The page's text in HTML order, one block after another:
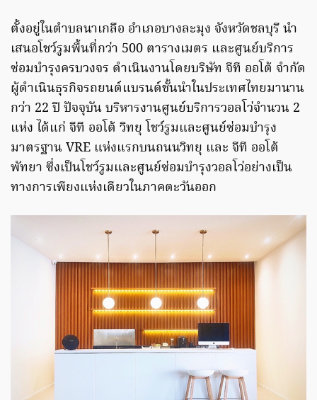
ตั้งอยู่ในตำบลนาเกลือ อำเภอบางละมุง จังหวัดชลบุรี นำ
เสนอโชว์รูมพื้นที่กว่า 500 ตารางเมตร และศูนย์บริการ
ซ่อมบำรุงครบวงจร ดำเนินงานโดยบริษัท จีที ออโต้ จำกัด
ผู้ดำเนินธุรกิจรถยนต์แบรนด์ชั้นนำในประเทศไทยมานาน
กว่า 22 ปี ปัจจุบัน บริหารงานศูนย์บริการวอลโว่จำนวน 2
แห่ง ได้แก่ จีที ออโต้ วิทยุ โชว์รูมและศูนย์ซ่อมบำรุง
มาตรฐาน VRE แห่งแรกบนถนนวิทยุ และ จีที ออโต้
พัทยา ซึ่งเป็นโชว์รูมและศูนย์ซ่อมบำรุงวอลโว่อย่างเป็น
ทางการเพียงแห่งเดียวในภาคตะวันออก